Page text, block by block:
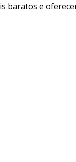
baratos e